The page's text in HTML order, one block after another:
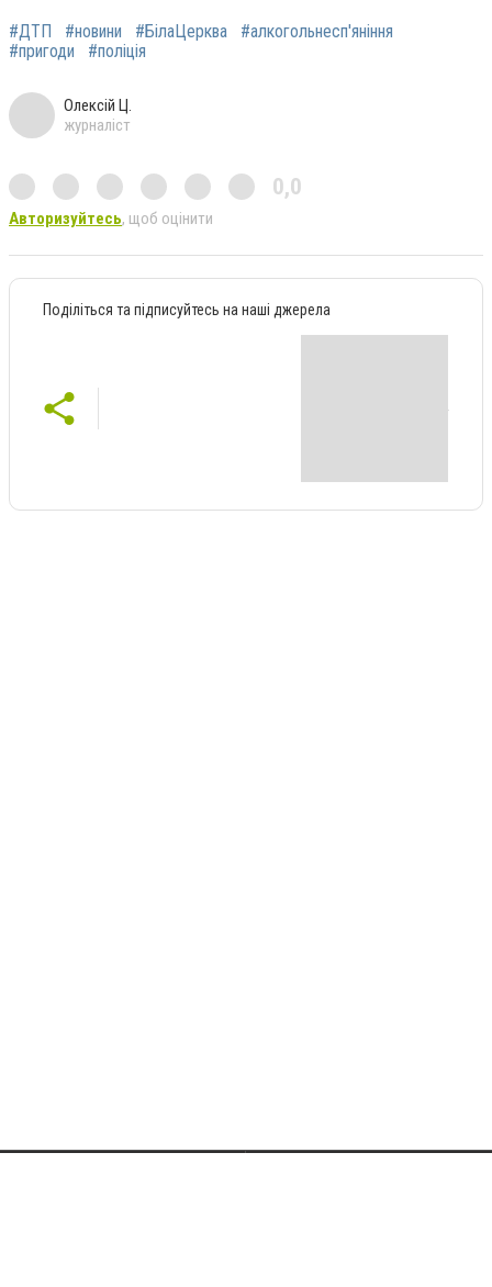
#ДТП #новини #БілаЦерква
#алкогольнесп'яніння
#пригоди
#поліція
Олексій Ц.
журналіст
0,0
Авторизуйтесь, щоб оцінити
Поділіться та підписуйтесь на наші джерела